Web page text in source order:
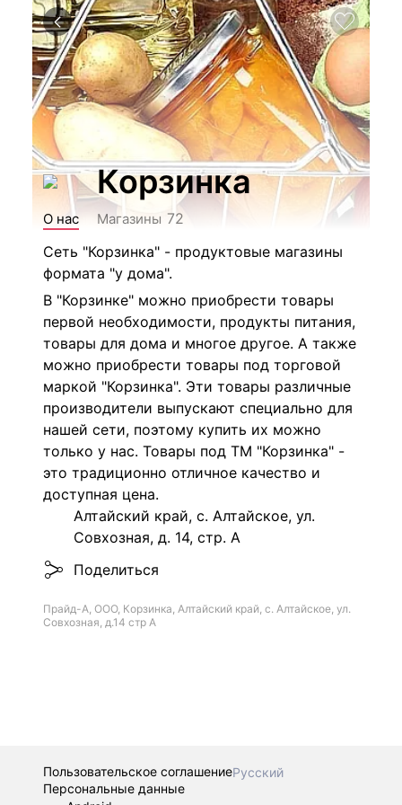
Корзинка
О нас Магазины 72
Сеть "Корзинка" - продуктовые магазины
формата "у дома".
В "Корзинке" можно приобрести товары
первой необходимости, продукты питания,
товары для дома и многое другое. А также
можно приобрести товары под торговой
маркой "Корзинка". Эти товары различные
производители выпускают специально для
нашей сети, поэтому купить их можно
только у нас. Товары под ТМ "Корзинка" -
это традиционно отличное качество и
доступная цена.
Алтайский край, с. Алтайское, ул.
Совхозная, д. 14, стр. А
Поделиться
Прайд-А, ООО, Корзинка, Алтайский край, с. Алтайское, ул.
Совхозная, д.14 стр А
Пользовательское соглашениеРусский
Персональные данные